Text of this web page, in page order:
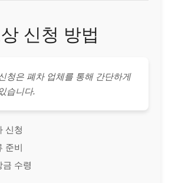
신청 방법
청은 폐차 업체를 통해 간단하게
습니다.
신청
준비
금 수령